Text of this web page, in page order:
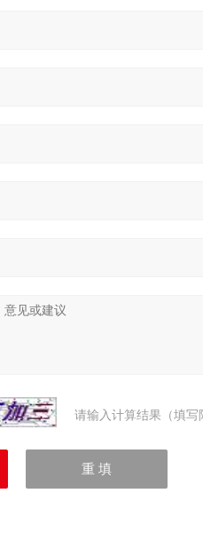
请输入计算结果（填